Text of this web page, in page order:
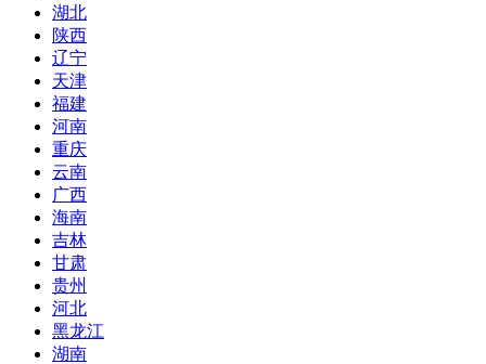
湖北
陕西
辽宁
天津
福建
河南
重庆
云南
广西
海南
吉林
甘肃
贵州
河北
黑龙江
湖南